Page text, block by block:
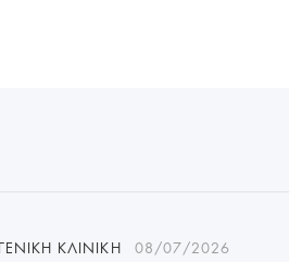
ΓΕΝΙΚΗ ΚΛΙΝΙΚΗ 08/07/2026